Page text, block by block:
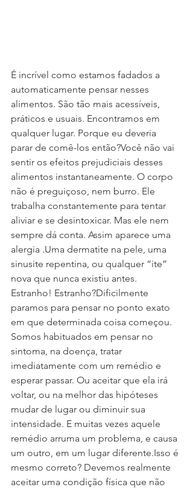
É incrível como estamos fadados a
automaticamente pensar nesses
alimentos. São tão mais acessíveis,
práticos e usuais. Encontramos em
qualquer lugar. Porque eu deveria
parar de comê-los então?Você não vai
sentir os efeitos prejudiciais desses
alimentos instantaneamente. O corpo
não é preguiçoso, nem burro. Ele
trabalha constantemente para tentar
aliviar e se desintoxicar. Mas ele nem
sempre dá conta. Assim aparece uma
alergia .Uma dermatite na pele, uma
sinusite repentina, ou qualquer “ite”
nova que nunca existiu antes.
Estranho! Estranho?Dificilmente
paramos para pensar no ponto exato
em que determinada coisa começou.
Somos habituados em pensar no
sintoma, na doença, tratar
imediatamente com um remédio e
esperar passar. Ou aceitar que ela irá
voltar, ou na melhor das hipóteses
mudar de lugar ou diminuir sua
intensidade. E muitas vezes aquele
remédio arruma um problema, e causa
um outro, em um lugar diferente.Isso é
mesmo correto? Devemos realmente
aceitar uma condição física que não